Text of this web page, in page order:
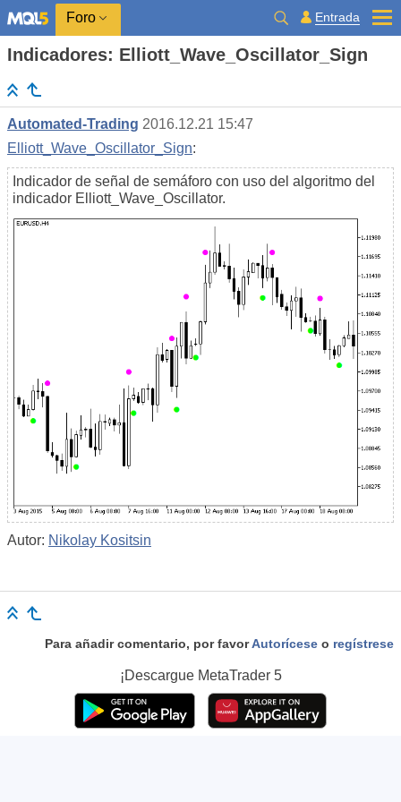
Foro Entrada
Indicadores: Elliott_Wave_Oscillator_Sign
Automated-Trading 2016.12.21 15:47
Elliott_Wave_Oscillator_Sign:
Indicador de señal de semáforo con uso del algoritmo del
indicador Elliott_Wave_Oscillator.
Autor: Nikolay Kositsin
Para añadir comentario, por favorAutorícese o regístrese
¡Descargue MetaTrader 5